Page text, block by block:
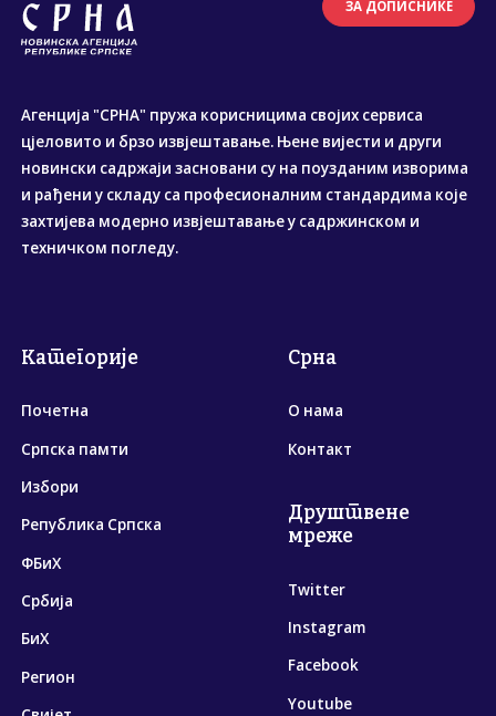
ЗА ДОПИСНИКЕ
Агенција "СРНА" пружа корисницима својих сервиса
цјеловито и брзо извјештавање. Њене вијести и други
новински садржаји засновани су на поузданим изворима
и рађени у складу са професионалним стандардима које
захтијева модерно извјештавање у садржинском и
техничком погледу.
Категорије
Почетна
Српска памти
Избори
Република Српска
ФБиХ
Србија
БиХ
Регион
Срна
О нама
Контакт
Друштвене
мреже
Twitter
Instagram
Facebook
Youtube